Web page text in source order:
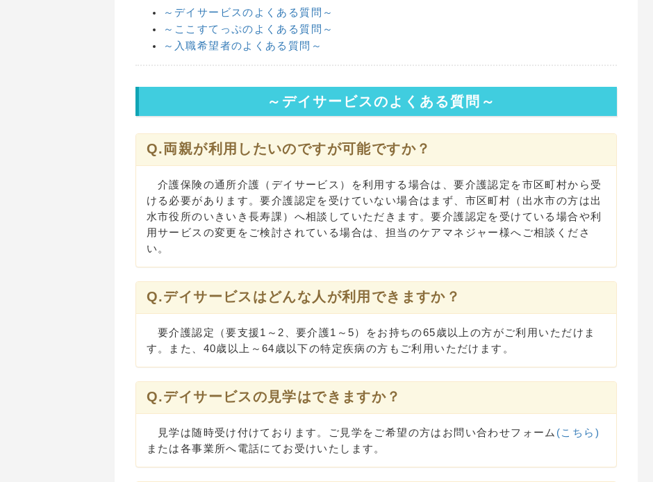
～デイサービスのよくある質問～
～ここすてっぷのよくある質問～
～入職希望者のよくある質問～
～デイサービスのよくある質問～
Q.両親が利用したいのですが可能ですか？
介護保険の通所介護（デイサービス）を利用する場合は、要介護認定を市区町村から受
ける必要があります。要介護認定を受けていない場合はまず、市区町村（出水市の方は出
水市役所のいきいき長寿課）へ相談していただきます。要介護認定を受けている場合や利
用サービスの変更をご検討されている場合は、担当のケアマネジャー様へご相談くださ
い。
Q.デイサービスはどんな人が利用できますか？
要介護認定（要支援1～2、要介護1～5）をお持ちの65歳以上の方がご利用いただけま
す。また、40歳以上～64歳以下の特定疾病の方もご利用いただけます。
Q.デイサービスの見学はできますか？
見学は随時受け付けております。ご見学をご希望の方はお問い合わせフォーム (こちら)
または各事業所へ電話にてお受けいたします。